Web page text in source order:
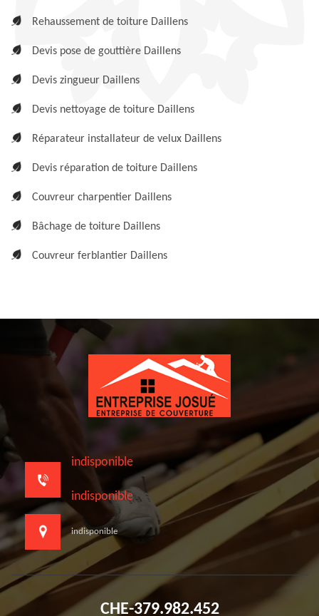
Rehaussement de toiture Daillens
Devis pose de gouttière Daillens
Devis zingueur Daillens
Devis nettoyage de toiture Daillens
Réparateur installateur de velux Daillens
Devis réparation de toiture Daillens
Couvreur charpentier Daillens
Bâchage de toiture Daillens
Couvreur ferblantier Daillens
indisponible
indisponible
indisponible
CHE-379.982.452